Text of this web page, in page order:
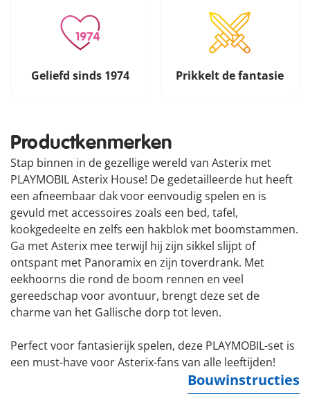
Geliefd sinds 1974 Prikkelt de fantasie
Productkenmerken
Stap binnen in de gezellige wereld van Asterix met
PLAYMOBIL Asterix House! De gedetailleerde hut heeft
een afneembaar dak voor eenvoudig spelen en is
gevuld met accessoires zoals een bed, tafel,
kookgedeelte en zelfs een hakblok met boomstammen.
Ga met Asterix mee terwijl hij zijn sikkel slijpt of
ontspant met Panoramix en zijn toverdrank. Met
eekhoorns die rond de boom rennen en veel
gereedschap voor avontuur, brengt deze set de
charme van het Gallische dorp tot leven.
Perfect voor fantasierijk spelen, deze PLAYMOBIL-set is
een must-have voor Asterix-fans van alle leeftijden!
Bouwinstructies